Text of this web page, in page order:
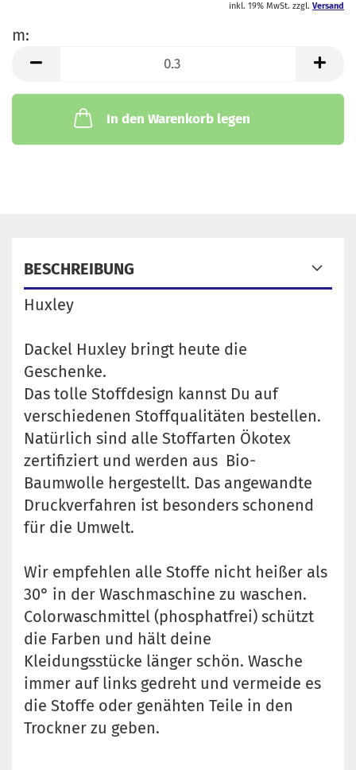
inkl. 19% MwSt. zzgl. Versand
m:
In den Warenkorb legen
BESCHREIBUNG
Huxley
Dackel Huxley bringt heute die
Geschenke.
Das tolle Stoffdesign kannst Du auf
verschiedenen Stoffqualitäten bestellen.
Natürlich sind alle Stoffarten Ökotex
zertifiziert und werden aus Bio-
Baumwolle hergestellt. Das angewandte
Druckverfahren ist besonders schonend
für die Umwelt.
Wir empfehlen alle Stoffe nicht heißer als
30° in der Waschmaschine zu waschen.
Colorwaschmittel (phosphatfrei) schützt
die Farben und hält deine
Kleidungsstücke länger schön. Wasche
immer auf links gedreht und vermeide es
die Stoffe oder genähten Teile in den
Trockner zu geben.